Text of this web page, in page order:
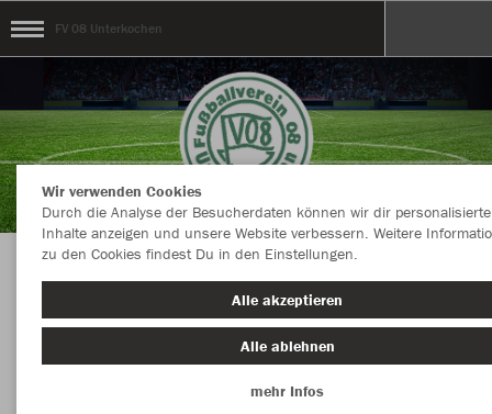
FV 08 Unterkochen
Herzlich Willkommen im Webshop FV 08
Unterkochen
Wir verwenden Cookies
Durch die Analyse der Besucherdaten können wir dir personalisierte
Inhalte anzeigen und unsere Website verbessern. Weitere
zu den Cookies findest Du in den Einstellungen.
Alle akzeptieren
Alle ablehnen
mehr Infos